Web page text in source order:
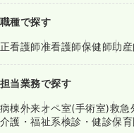
職種で探す
正看護師准看護師保健師助
担当業務で探す
病棟外来オペ室(手術室)救急
介護・福祉系検診・健診保